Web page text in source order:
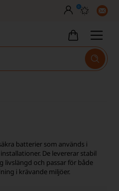
0
batterier som används i
De levererar stabil
livslängd och passar för både
i krävande miljöer.